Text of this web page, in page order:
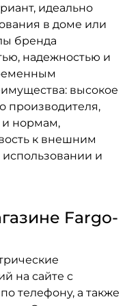
идеально
в доме или
бренда
надежностью и
высокое
производителя,
и нормам,
к внешним
использовании и
Fargo-
на сайте с
телефону, а также